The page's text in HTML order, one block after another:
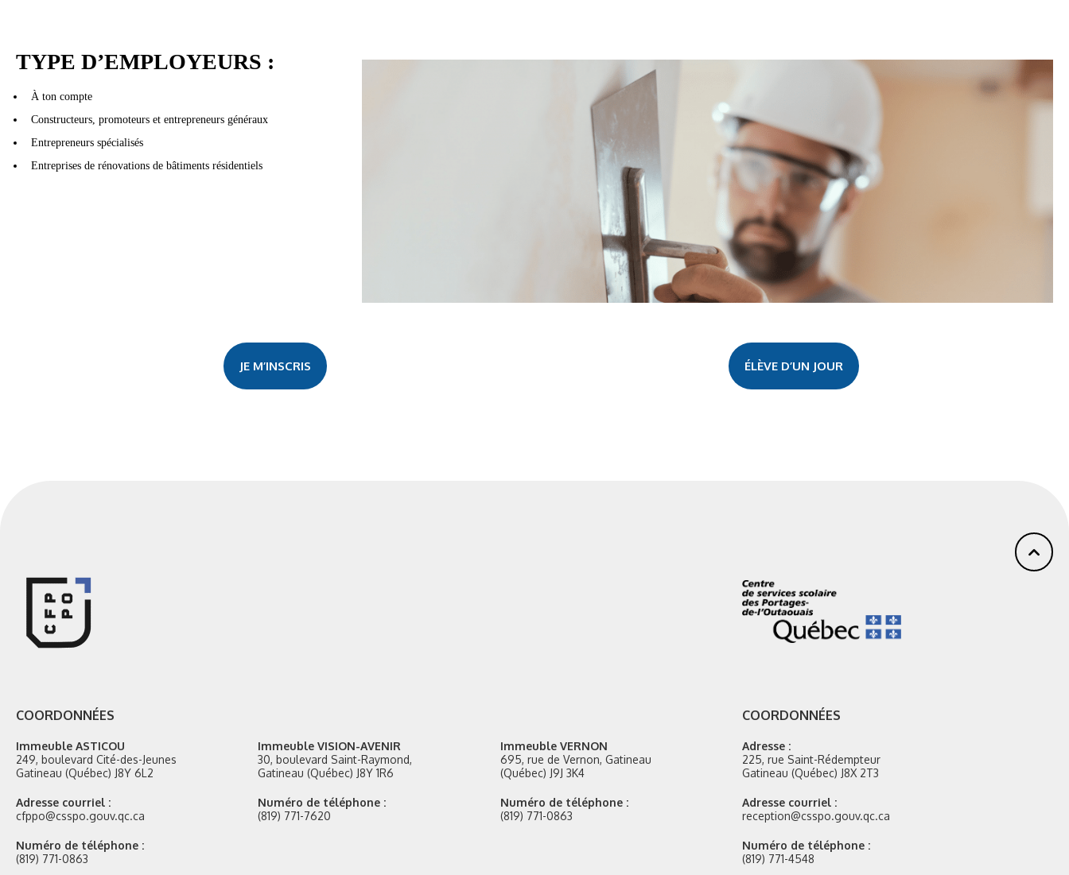
TYPE D’EMPLOYEURS :
À ton compte
Constructeurs, promoteurs et entrepreneurs généraux
Entrepreneurs spécialisés
Entreprises de rénovations de bâtiments résidentiels
JE M’INSCRIS ÉLÈVE D’UN JOUR
COORDONNÉES
Immeuble ASTICOU
249, boulevard Cité-des-Jeunes
Gatineau (Québec) J8Y 6L2
Adresse courriel :
cfppo@csspo.gouv.qc.ca
Numéro de téléphone :
(819) 771-0863
Immeuble VISION-AVENIR
30, boulevard Saint-Raymond,
Gatineau (Québec) J8Y 1R6
Numéro de téléphone :
(819) 771-7620
Immeuble VERNON
695, rue de Vernon, Gatineau
(Québec) J9J 3K4
Numéro de téléphone :
(819) 771-0863
COORDONNÉES
Adresse :
225, rue Saint-Rédempteur
Gatineau (Québec) J8X 2T3
Adresse courriel :
reception@csspo.gouv.qc.ca
Numéro de téléphone :
(819) 771-4548